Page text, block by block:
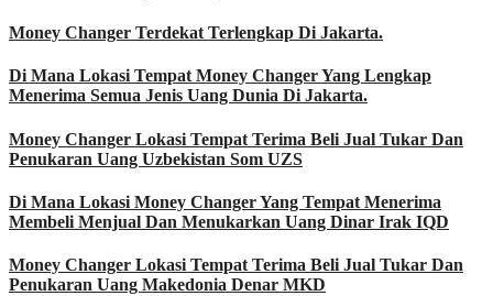
Money Changer Terdekat Terlengkap Di Jakarta.
Di Mana Lokasi Tempat Money Changer Yang Lengkap
Menerima Semua Jenis Uang Dunia Di Jakarta.
Money Changer Lokasi Tempat Terima Beli Jual Tukar Dan
Penukaran Uang Uzbekistan Som UZS
Di Mana Lokasi Money Changer Yang Tempat Menerima
Membeli Menjual Dan Menukarkan Uang Dinar Irak IQD
Money Changer Lokasi Tempat Terima Beli Jual Tukar Dan
Penukaran Uang Makedonia Denar MKD